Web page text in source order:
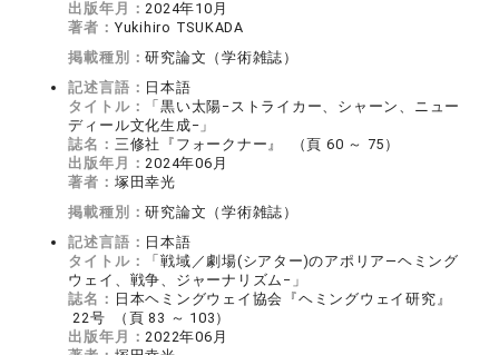
出版年月： 2024年10月
著者： Yukihiro TSUKADA
掲載種別：研究論文（学術雑誌）
記述言語： 日本語
タイトル：
「黒い太陽−ストライカー、シャーン、ニュー
ディール文化生成−」
誌名： 三修社『フォークナー』 （頁 60 ～ 75）
出版年月： 2024年06月
著者： 塚田幸光
掲載種別：研究論文（学術雑誌）
記述言語： 日本語
タイトル：
「戦域／劇場(シアター)のアポリア—ヘミング
ウェイ、戦争、ジャーナリズム−」
誌名： 日本ヘミングウェイ協会『ヘミングウェイ研究』
22号 （頁 83 ～ 103）
出版年月： 2022年06月